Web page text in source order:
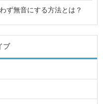
ず無音にする方法とは？
ブ